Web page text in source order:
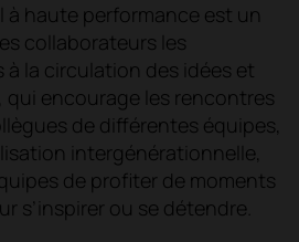
à haute performance est un
collaborateurs les
la circulation des idées et
qui encourage les rencontres
de différentes équipes,
intergénérationnelle,
de profiter de moments
s’inspirer ou se détendre.